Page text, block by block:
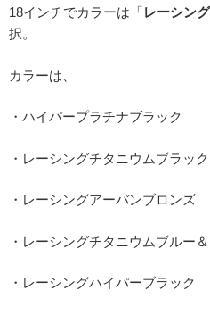
18インチでカラーは「レーシン
択。
カラーは、
・ハイパープラチナブラック
・レーシングチタニウムブラック
・レーシングアーバンブロンズ
・レーシングチタニウムブルー
・レーシングハイパーブラック